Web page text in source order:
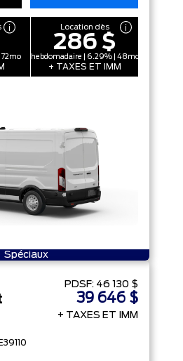
72mo
Location dès
286 $
hebdomadaire | 6.29% | 48mo
+ TAXES ET IMM
Spéciaux
PDSF: 46 130 $
39 646 $
+ TAXES ET IMM